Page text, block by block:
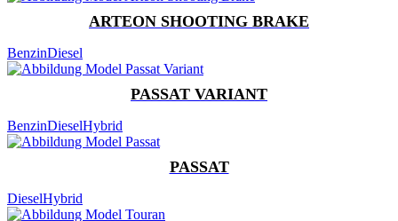
ARTEON SHOOTING BRAKE
BenzinDiesel
PASSAT VARIANT
BenzinDieselHybrid
PASSAT
DieselHybrid